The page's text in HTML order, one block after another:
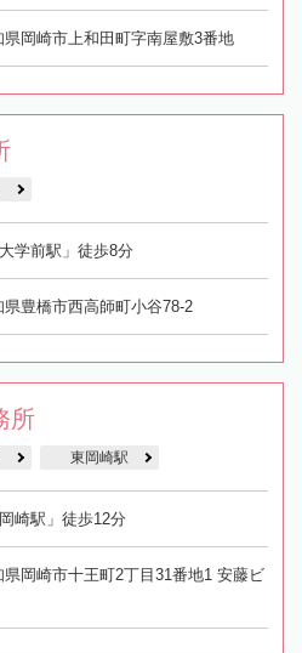
県岡崎市上和田町字南屋敷3番地
学前駅」徒歩8分
県豊橋市西高師町小谷78-2
所
東岡崎駅
崎駅」徒歩12分
県岡崎市十王町2丁目31番地1 安藤ビ